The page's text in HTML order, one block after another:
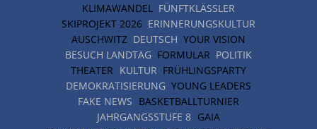
KLIMAWANDEL
FÜNFTKLÄSSLER
SKIPROJEKT 2026 ERINNERUNGSKULTUR
AUSCHWITZ DEUTSCH YOUR VISION
BESUCH LANDTAG FORMULAR POLITIK
THEATER KULTUR FRÜHLINGSPARTY
DEMOKRATISIERUNG YOUNG LEADERS
FAKE NEWS BASKETBALLTURNIER
JAHRGANGSSTUFE 8 GAIA